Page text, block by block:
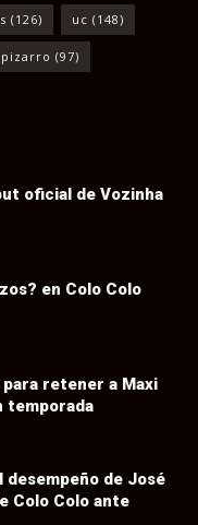
(126) uc (148)
(97)
oficial de Vozinha
en Colo Colo
para retener a Maxi
temporada
desempeño de José
Colo Colo ante